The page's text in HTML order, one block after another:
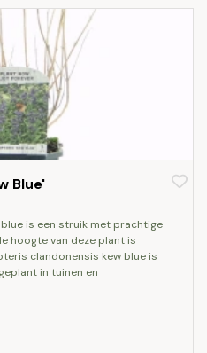
Blue'
hoogte van deze plant is
clandonensis kew blue is
in tuinen en